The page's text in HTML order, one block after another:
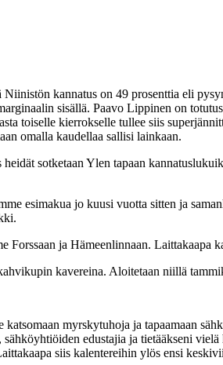
kannatus on 49 prosenttia eli
sisällä. Paavo Lippinen on
toiselle kierrokselle tullee siis
omalla kaudellaa sallisi lainkaan.
sotketaan Ylen tapaan
esimakua jo kuusi vuotta sitten ja
Forssaan ja Hämeenlinnaan. Laittakaapa
kavereina. Aloitetaan niillä
myrskytuhoja ja tapaamaan
edustajia ja tietääkseni vielä
siis kalentereihin ylös ensi